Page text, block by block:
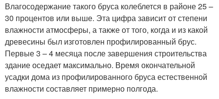
Влагосодержание такого бруса колеблется в районе 25 –
30 процентов или выше. Эта цифра зависит от степени
влажности атмосферы, а также от того, когда и из какой
древесины был изготовлен профилированный брус.
Первые 3 – 4 месяца после завершения строительства
здание оседает максимально. Время окончательной
усадки дома из профилированного бруса естественной
влажности составляет примерно полгода.